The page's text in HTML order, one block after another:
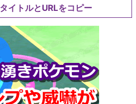
イトルとURLをコピー